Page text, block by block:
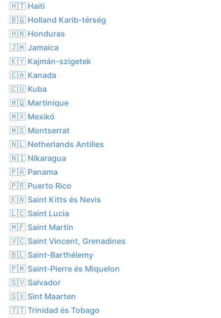
🇭🇹 Haiti
🇧🇶 Holland Karib-térség
🇭🇳 Honduras
🇯🇲 Jamaica
🇰🇾 Kajmán-szigetek
🇨🇦 Kanada
🇨🇺 Kuba
🇲🇶 Martinique
🇲🇽 Mexikó
🇲🇸 Montserrat
🇳🇱 Netherlands Antilles
🇳🇮 Nikaragua
🇵🇦 Panama
🇵🇷 Puerto Rico
🇰🇳 Saint Kitts és Nevis
🇱🇨 Saint Lucia
🇲🇫 Saint Martin
🇻🇨 Saint Vincent, Grenadines
🇧🇱 Saint-Barthélemy
🇵🇲 Saint-Pierre és Miquelon
🇸🇻 Salvador
🇸🇽 Sint Maarten
🇹🇹 Trinidad és Tobago